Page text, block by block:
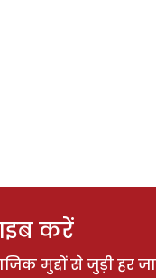
करें
मुद्दों से जुड़ी हर